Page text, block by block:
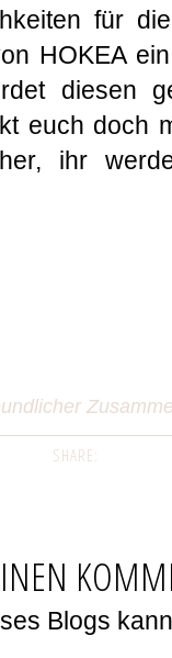
für
HOKEA
diesen
euch doch
ihr
SHARE:
Blogs